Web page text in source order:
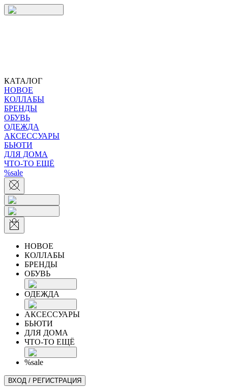
КАТАЛОГ
НОВОЕ
КОЛЛАБЫ
БРЕНДЫ
ОБУВЬ
ОДЕЖДА
АКСЕССУАРЫ
БЬЮТИ
ДЛЯ ДОМА
ЧТО-ТО ЕЩЁ
%sale
НОВОЕ
КОЛЛАБЫ
БРЕНДЫ
ОБУВЬ
ОДЕЖДА
АКСЕССУАРЫ
БЬЮТИ
ДЛЯ ДОМА
ЧТО-ТО ЕЩЁ
%sale
ВХОД / РЕГИСТРАЦИЯ